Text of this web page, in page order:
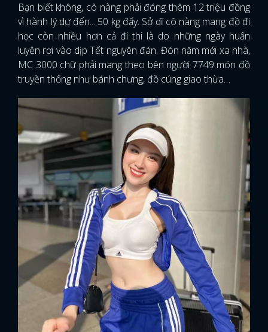
Bạn biết không, cô nàng phải đóng thêm 12 triệu đồng
vì hành lý dư đến... 50 kg đấy. Sở dĩ cô nàng mang đồ đi
học còn nhiều hơn cả đi thi là do những ngày huấn
luyện rơi vào dịp Tết nguyên đán. Đón năm mới xa nhà,
MC 3000 chữ phải mang theo bên người 7749 món đồ
truyền thống như bánh chưng, đồ cúng giao thừa…